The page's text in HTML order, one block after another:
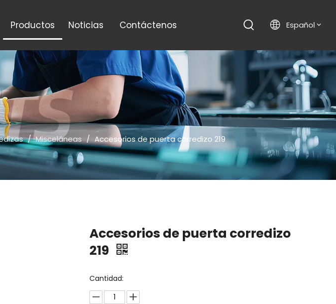
Productos Noticias Contáctenos Español
/ Misceláneas / Accesorios de puerta corredizo 219
Accesorios de puerta corredizo
219
Cantidad: